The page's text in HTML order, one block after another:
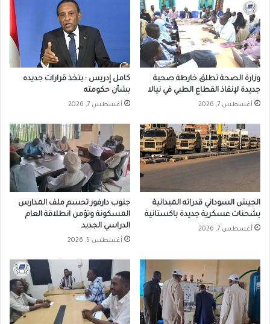
وزارة الصحة تطلق خارطة صحية
جديدة لإنقاذ القطاع الطبي في نيالا
أغسطس 7, 2026
كامل إدريس : يتخذ قرارات جديده
بشأن حكومته
أغسطس 7, 2026
الجيش السوداني قدراته الميدانية
بشحنات عسكرية جديدة باكستانية
أغسطس 7, 2026
جنوب دارفور تحسم ملف المدارس
المسكونة وتؤمن انطلاقة العام
الدراسي الجديد
أغسطس 5, 2026